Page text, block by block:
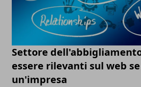
Settore
essere rilevanti sul web
un'impresa